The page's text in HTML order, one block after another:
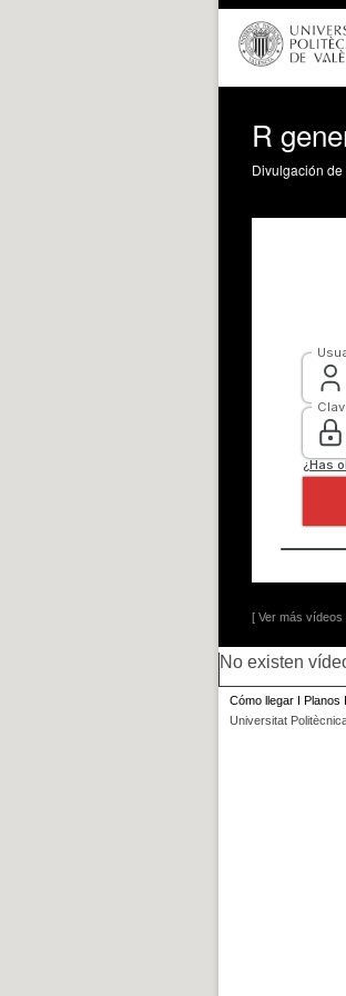
R
Divulgación
[ Ver más vídeos
No existen
Cómo llegar I Planos I
Universitat